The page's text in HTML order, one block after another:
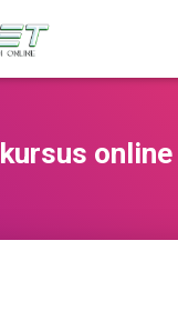
kursus online